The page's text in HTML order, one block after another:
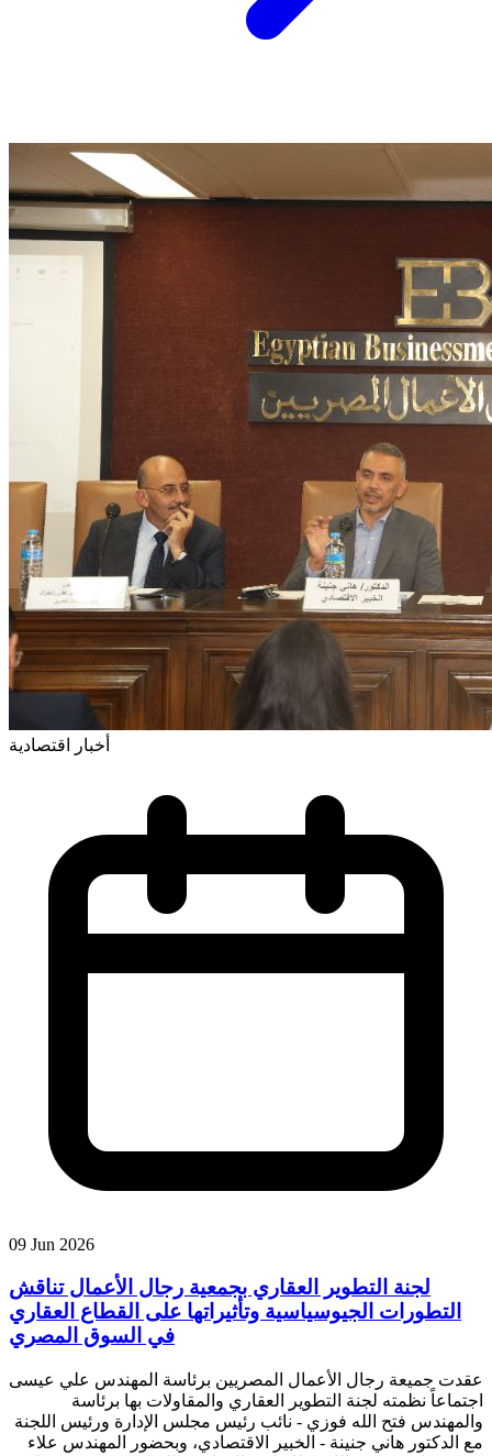
أخبار اقتصادية
09 Jun 2026
لجنة التطوير العقاري بجمعية رجال الأعمال تناقش
التطورات الجيوسياسية وتأثيراتها على القطاع العقاري
في السوق المصري
عقدت جميعة رجال الأعمال المصريين برئاسة المهندس علي عيسى
اجتماعاً نظمته لجنة التطوير العقاري والمقاولات بها برئاسة
والمهندس فتح الله فوزي - نائب رئيس مجلس الإدارة ورئيس اللجنة
مع الدكتور هاني جنينة - الخبير الاقتصادي، وبحضور المهندس علاء